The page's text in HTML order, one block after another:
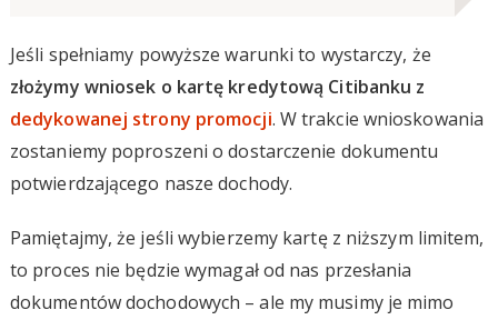
Jeśli spełniamy powyższe warunki to wystarczy, że
złożymy wniosek o kartę kredytową Citibanku z
dedykowanej strony promocji. W trakcie wnioskowania
zostaniemy poproszeni o dostarczenie dokumentu
potwierdzającego nasze dochody.
Pamiętajmy, że jeśli wybierzemy kartę z niższym limitem,
to proces nie będzie wymagał od nas przesłania
dokumentów dochodowych – ale my musimy je mimo